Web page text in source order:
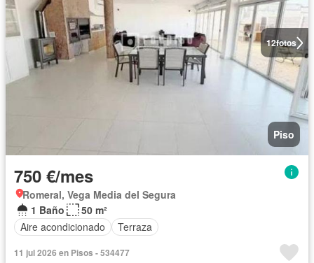
12fotos
Piso
750 €/mes
Romeral, Vega Media del Segura
1 Baño
50 m²
Aire acondicionado
Terraza
11 jul 2026 en Pisos - 534477